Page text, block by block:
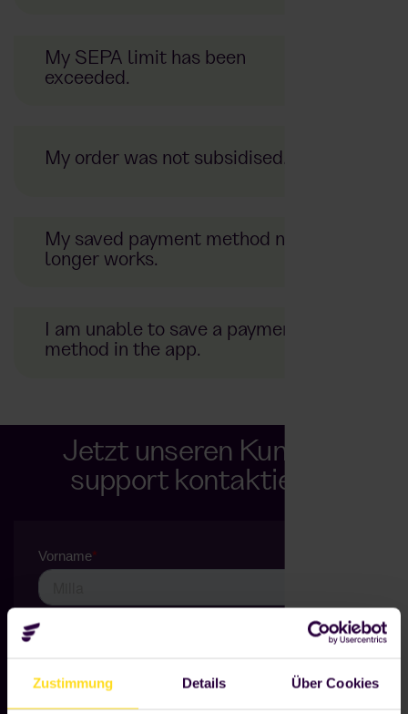
Zustimmung Details Über Cookies
Please also contact our support team
My SEPA limit has been
exceeded.
My order was not subsidised.
My saved payment method no
longer works.
I am unable to save a payment
method in the app.
Jetzt unseren Kunden-
support kontaktieren.